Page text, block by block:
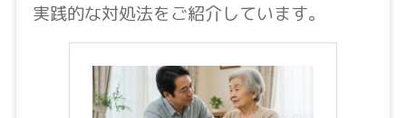
実践的な対処法をご紹介しています。